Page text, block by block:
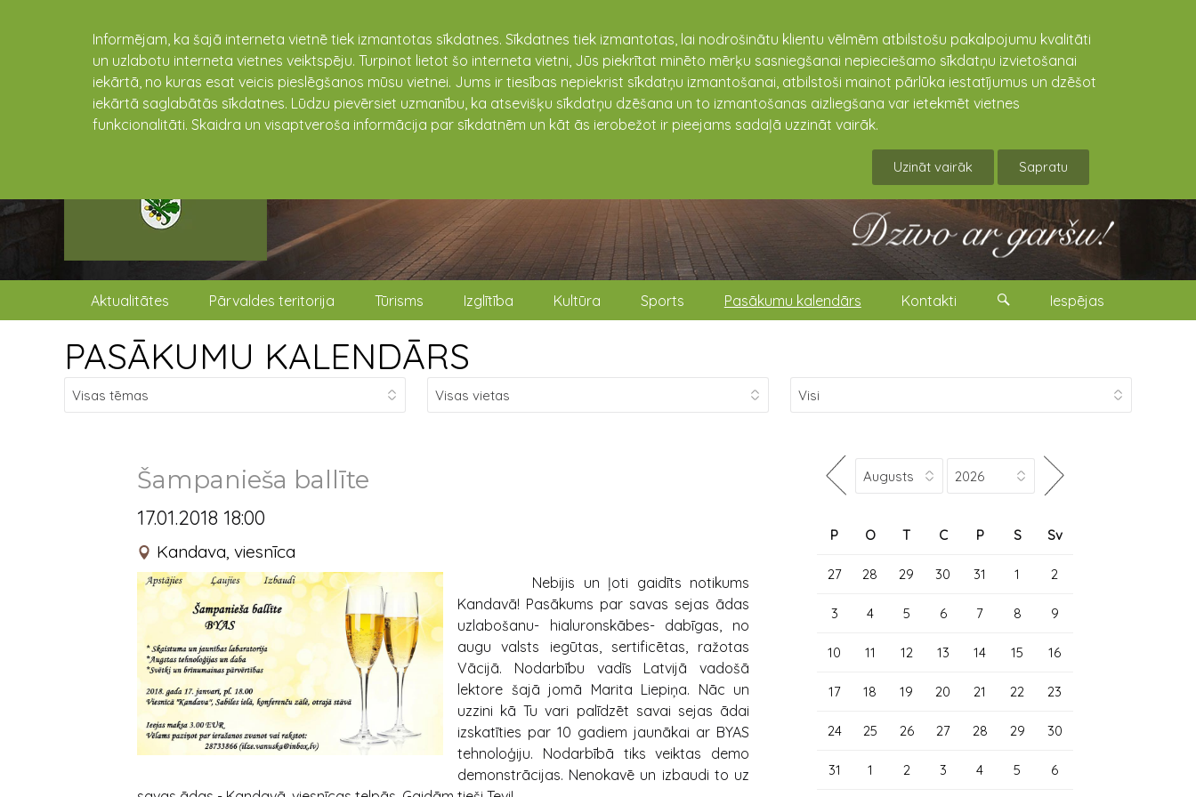
Informējam, ka šajā interneta vietnē tiek izmantotas sīkdatnes. Sīkdatnes tiek izmantotas, lai nodrošinātu klientu vēlmēm atbilstošu pakalpojumu kvalitāti
un uzlabotu interneta vietnes veiktspēju. Turpinot lietot šo interneta vietni, Jūs piekrītat minēto mērķu sasniegšanai nepieciešamo sīkdatņu izvietošanai
iekārtā, no kuras esat veicis pieslēgšanos mūsu vietnei. Jums ir tiesības nepiekrist sīkdatņu izmantošanai, atbilstoši mainot pārlūka iestatījumus un dzēšot
iekārtā saglabātās sīkdatnes. Lūdzu pievērsiet uzmanību, ka atsevišķu sīkdatņu dzēšana un to izmantošanas aizliegšana var ietekmēt vietnes
funkcionalitāti. Skaidra un visaptveroša informācija par sīkdatnēm un kāt ās ierobežot ir pieejams sadaļā uzzināt vairāk.
Uzināt vairāk Sapratu
Aktualitātes Pārvaldes teritorija Tūrisms Izglītība Kultūra Sports Pasākumu kalendārs Kontakti Iespējas
PASĀKUMU KALENDĀRS
Šampanieša ballīte
17.01.2018 18:00
Kandava, viesnīca
Nebijis un ļoti gaidīts notikums
Kandavā! Pasākums par savas sejas ādas
uzlabošanu- hialuronskābes- dabīgas, no
augu valsts iegūtas, sertificētas, ražotas
Vācijā. Nodarbību vadīs Latvijā vadošā
lektore šajā jomā Marita Liepiņa. Nāc un
uzzini kā Tu vari palīdzēt savai sejas ādai
izskatīties par 10 gadiem jaunākai ar BYAS
tehnoloģiju. Nodarbībā tiks veiktas demo
demonstrācijas. Nenokavē un izbaudi to uz
P O T C P S Sv
27 28 29 30 31 1 2
3 4 5 6 7 8 9
10 11 12 13 14 15 16
17 18 19 20 21 22 23
24 25 26 27 28 29 30
31 1 2 3 4 5 6